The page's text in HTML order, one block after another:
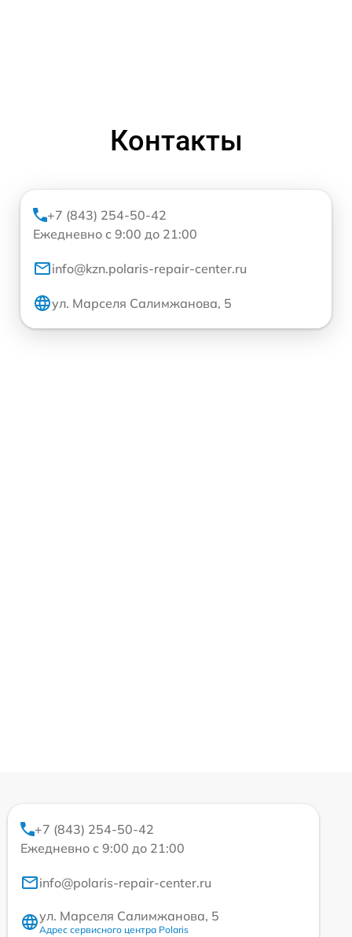
Контакты
+7 (843) 254-50-42
Ежедневно с 9:00 до 21:00
info@kzn.polaris-repair-center.ru
ул. Марселя Салимжанова, 5
+7 (843) 254-50-42
Ежедневно с 9:00 до 21:00
info@polaris-repair-center.ru
ул. Марселя Салимжанова, 5
Адрес сервисного центра Polaris